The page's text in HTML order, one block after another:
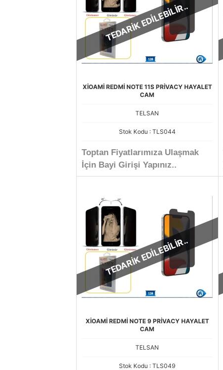
TEDARİK EDİLEBİLİR..
XİOAMİ REDMİ NOTE 11S PRİVACY HAYALET
CAM
TELSAN
Stok Kodu : TLS044
Toptan Fiyatlarımıza Ulaşmak
İçin Bayi Girişi Yapınız..
TEDARİK EDİLEBİLİR..
XİOAMİ REDMİ NOTE 9 PRİVACY HAYALET
CAM
TELSAN
Stok Kodu : TLS049